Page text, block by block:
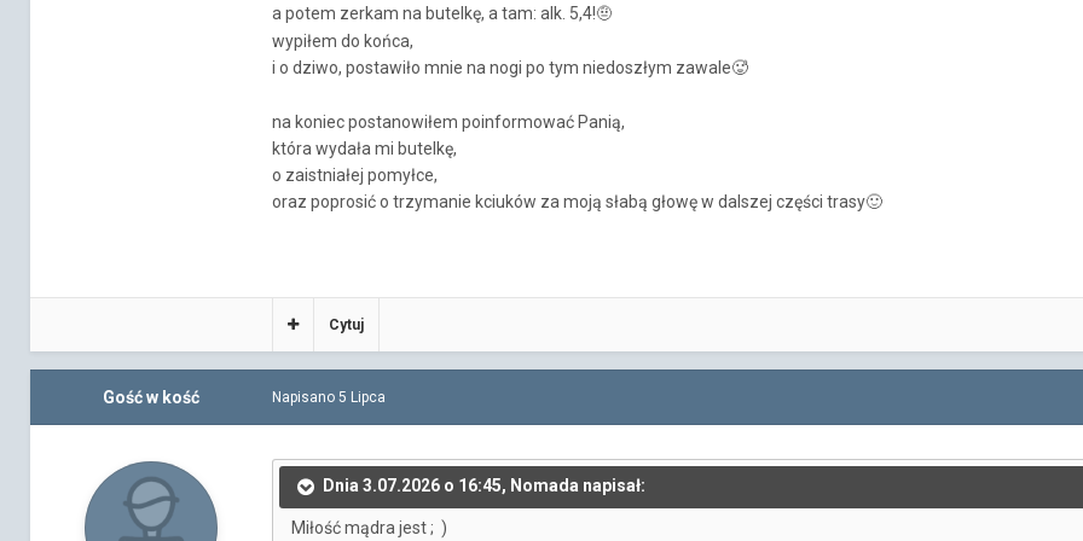
a potem zerkam na butelkę, a tam: alk. 5,4!🤨
wypiłem do końca,
i o dziwo, postawiło mnie na nogi po tym niedoszłym zawale🥵
na koniec postanowiłem poinformować Panią,
która wydała mi butelkę,
o zaistniałej pomyłce,
oraz poprosić o trzymanie kciuków za moją słabą głowę w dalszej części trasy🙂
Cytuj
Gość w kość Napisano 5 Lipca
Dnia 3.07.2026 o 16:45, Nomada napisał:
Miłość mądra jest ; )